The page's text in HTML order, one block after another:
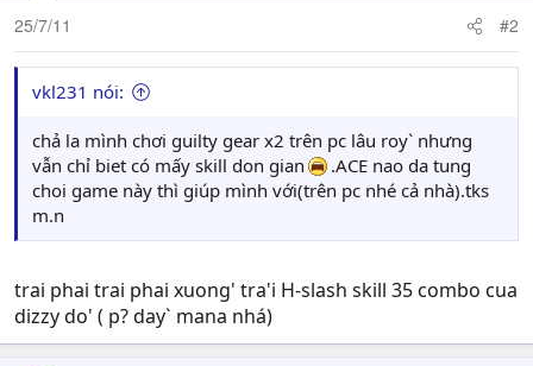
25/7/11 #2
vkl231 nói:
chả la mình chơi guilty gear x2 trên pc lâu roy` nhưng
vẫn chỉ biet có mấy skill don gian
.ACE nao da tung
choi game này thì giúp mình với(trên pc nhé cả nhà).tks
m.n
trai phai trai phai xuong' tra'i H-slash skill 35 combo cua
dizzy do' ( p? day` mana nhá)